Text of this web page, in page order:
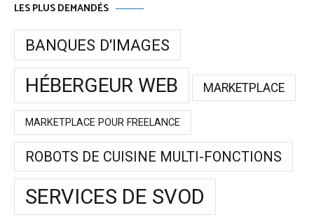
LES PLUS DEMANDÉS
BANQUES D'IMAGES
HÉBERGEUR WEB MARKETPLACE
MARKETPLACE POUR FREELANCE
ROBOTS DE CUISINE MULTI-FONCTIONS
SERVICES DE SVOD